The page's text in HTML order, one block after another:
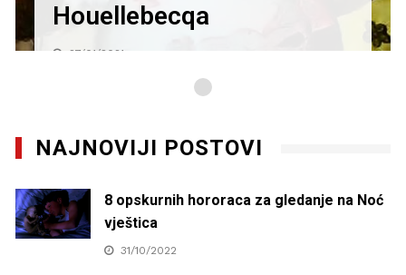
Houellebecqa
27/01/2021
NAJNOVIJI POSTOVI
8 opskurnih hororaca za gledanje na Noć
vještica
31/10/2022